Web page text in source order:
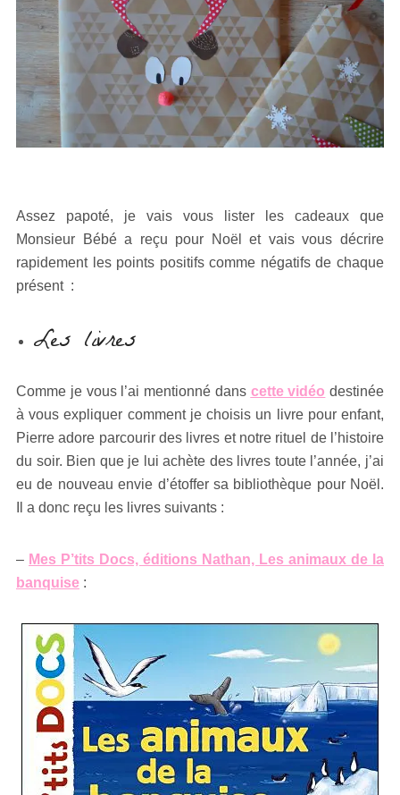
Assez papoté, je vais vous lister les cadeaux que
Monsieur Bébé a reçu pour Noël et vais vous décrire
rapidement les points positifs comme négatifs de chaque
présent :
Les livres
Comme je vous l’ai mentionné dans cette vidéo destinée
à vous expliquer comment je choisis un livre pour enfant,
Pierre adore parcourir des livres et notre rituel de l’histoire
du soir. Bien que je lui achète des livres toute l’année, j’ai
eu de nouveau envie d’étoffer sa bibliothèque pour Noël.
Il a donc reçu les livres suivants :
– Mes P’tits Docs, éditions Nathan, Les animaux de la
banquise :